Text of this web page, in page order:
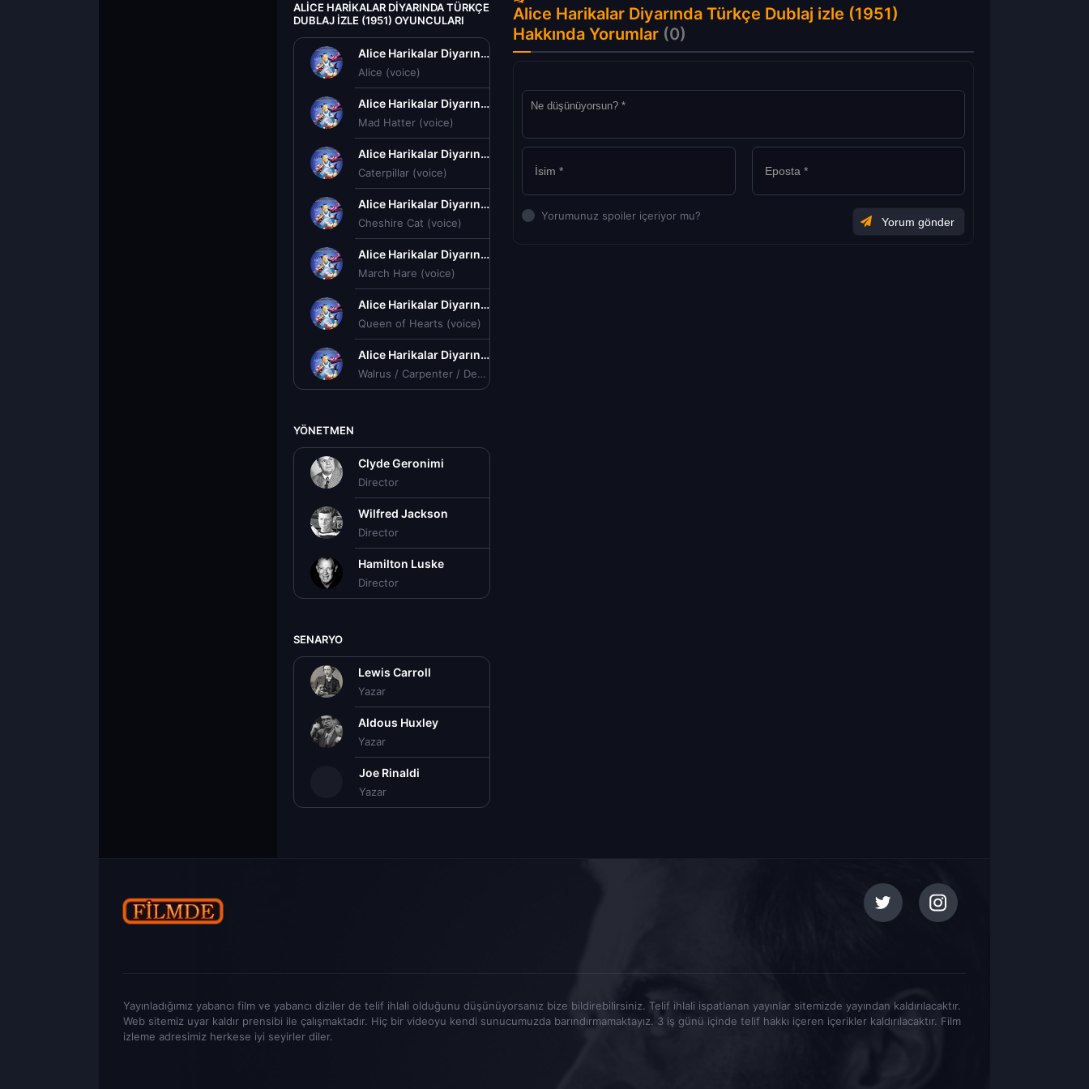
ALICE HARIKALAR DIYARINDA TÜRKÇE
DUBLAJ IZLE (1951) OYUNCULARI
Alice Harikalar Diyarında Türkçe Dublaj izle (1951)
Alice (voice)
Alice Harikalar Diyarında Türkçe Dublaj izle (1951)
Mad Hatter (voice)
Alice Harikalar Diyarında Türkçe Dublaj izle (1951)
Caterpillar (voice)
Alice Harikalar Diyarında Türkçe Dublaj izle (1951)
Cheshire Cat (voice)
Alice Harikalar Diyarında Türkçe Dublaj izle (1951)
March Hare (voice)
Alice Harikalar Diyarında Türkçe Dublaj izle (1951)
Queen of Hearts (voice)
Alice Harikalar Diyarında Türkçe Dublaj izle (1951)
Walrus / Carpenter / Dee / Dum (voice)
YÖNETMEN
Clyde Geronimi
Director
Wilfred Jackson
Director
Hamilton Luske
Director
SENARYO
Lewis Carroll
Yazar
Aldous Huxley
Yazar
Joe Rinaldi
Yazar
Alice Harikalar Diyarında Türkçe Dublaj izle (1951)
Hakkında Yorumlar (0)
Yorumunuz spoiler içeriyor mu?
Yayınladığımız yabancı film ve yabancı diziler de telif ihlali olduğunu düşünüyorsanız bize bildirebilirsiniz. Telif ihlali ispatlanan yayınlar sitemizde yayından kaldırılacaktır.
Web sitemiz uyar kaldır prensibi ile çalışmaktadır. Hiç bir videoyu kendi sunucumuzda barındırmamaktayız. 3 iş günü içinde telif hakkı içeren içerikler kaldırılacaktır. Film
izleme adresimiz herkese iyi seyirler diler.